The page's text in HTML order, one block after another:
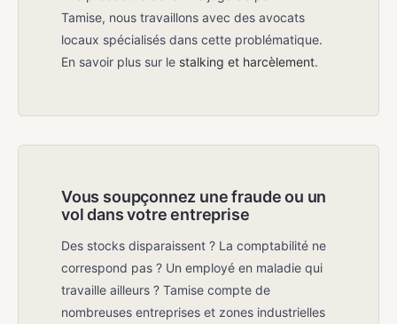
Tamise, nous travaillons avec des avocats
locaux spécialisés dans cette problématique.
En savoir plus sur le stalking et harcèlement.
Vous soupçonnez une fraude ou un
vol dans votre entreprise
Des stocks disparaissent ? La comptabilité ne
correspond pas ? Un employé en maladie qui
travaille ailleurs ? Tamise compte de
nombreuses entreprises et zones industrielles